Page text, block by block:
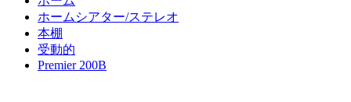
ホームシアター/ステレオ
本棚
受動的
Premier 200B